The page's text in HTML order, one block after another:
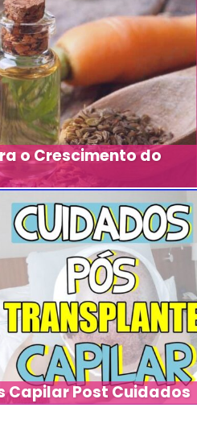
o Crescimento do
Capilar Post Cuidados